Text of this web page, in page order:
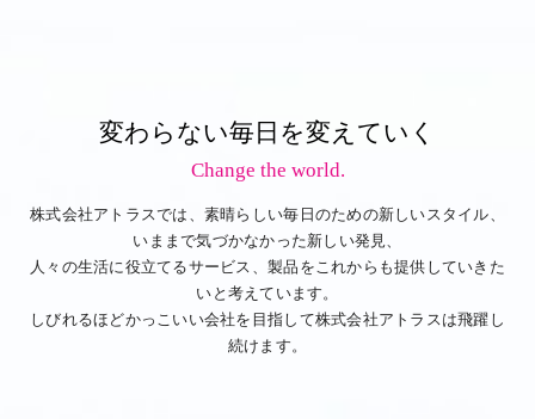
変わらない毎日を変えていく
Change the world.
株式会社アトラスでは、素晴らしい毎日のための新しいスタイル、
いままで気づかなかった新しい発見、
人々の生活に役立てるサービス、製品をこれからも提供していきた
いと考えています。
しびれるほどかっこいい会社を目指して株式会社アトラスは飛躍し
続けます。